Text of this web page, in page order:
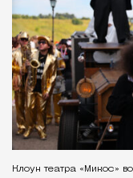
Клоун театра «Микос»